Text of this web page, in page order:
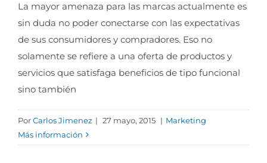
La mayor amenaza para las marcas actualmente es
sin duda no poder conectarse con las expectativas
de sus consumidores y compradores. Eso no
solamente se refiere a una oferta de productos y
servicios que satisfaga beneficios de tipo funcional
sino también
PorCarlos Jimenez | 27 mayo, 2015 | Marketing
Más información